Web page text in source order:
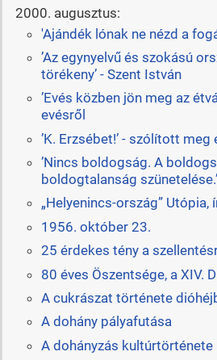
2000. augusztus:
'Ajándék lónak ne nézd a
’Az egynyelvű és szokású
törékeny’ - Szent István
’Evés közben jön meg az
evésről
’K. Erzsébet!’ - szólított
’Nincs boldogság. A
boldogtalanság szünetelése.’
„Helyenincs-ország” Utópia,
1956. október 23.
25 érdekes tény a
80 éves Öszentsége, a XIV.
A cukrászat története
A dohány pályafutása
A dohányzás kultúrtörténete